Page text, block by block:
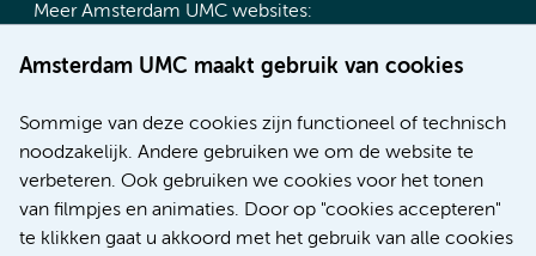
Amsterdam UMC maakt gebruik van cookies
Sommige van deze cookies zijn functioneel of technisch
noodzakelijk. Andere gebruiken we om de website te
verbeteren. Ook gebruiken we cookies voor het tonen
van filmpjes en animaties. Door op "cookies accepteren"
te klikken gaat u akkoord met het gebruik van alle cookies
Meer Amsterdam UMC websites:
Werken bij Amsterdam UMC
Nieuws
Research
Educatie locatie AMC
Educatie locatie VUmc